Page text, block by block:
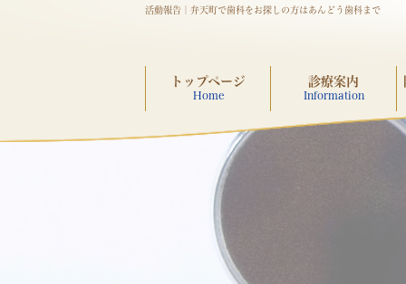
活動報告｜弁天町で歯科をお探しの方はあんどう歯科まで
トップページ
Home
診療案内
Information